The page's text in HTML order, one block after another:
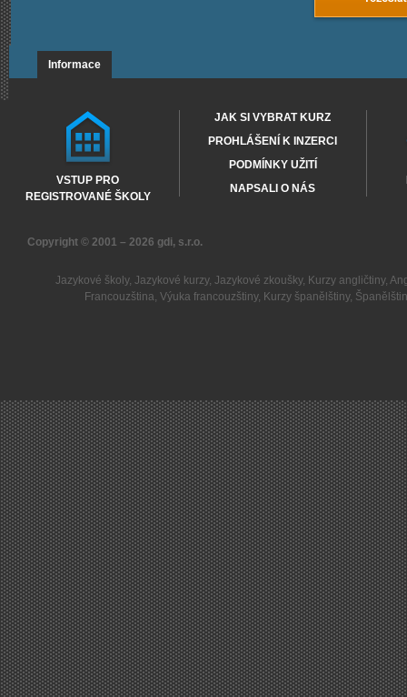
Informace
VSTUP PRO
REGISTROVANÉ ŠKOLY
JAK SI VYBRAT KURZ
PROHLÁŠENÍ K INZERCI
PODMÍNKY UŽITÍ
NAPSALI O NÁS
Copyright © 2001 – 2026 gdi, s.r.o.
Jazykové školy, Jazykové kurzy, Jazykové zkoušky, Kurzy angličtiny,
Francouzština,Výuka francouzštiny, Kurzy španělštiny,